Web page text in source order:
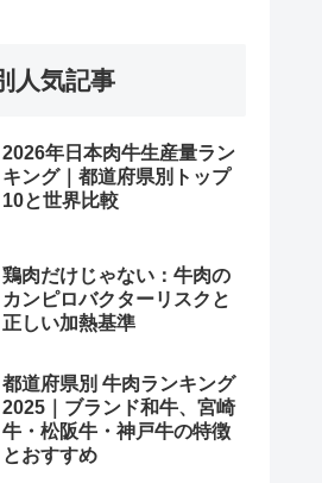
人気記事
2026年日本肉牛生産量ラン
キング｜都道府県別トップ
10と世界比較
鶏肉だけじゃない：牛肉の
カンピロバクターリスクと
正しい加熱基準
都道府県別 牛肉ランキング
2025｜ブランド和牛、宮崎
牛・松阪牛・神戸牛の特徴
とおすすめ